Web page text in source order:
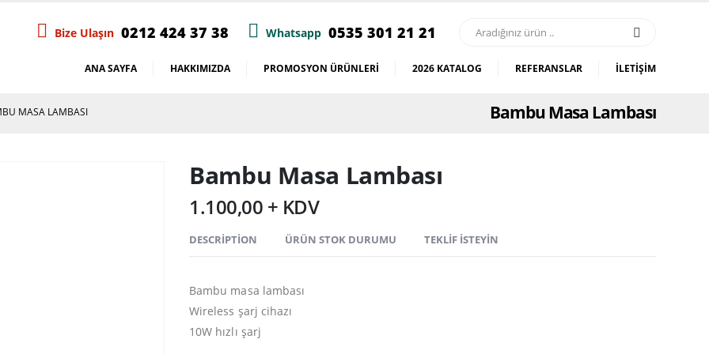
Bize Ulaşın 0212 424 37 38 Whatsapp 0535 301 21 21
ANA SAYFA HAKKIMIZDA PROMOSYON ÜRÜNLERI 2026 KATALOG REFERANSLAR İLETIŞIM
Bambu Masa Lambası
MASA LAMBASI
Bambu Masa Lambası
1.100,00 + KDV
DESCRIPTION ÜRÜN STOK DURUMU TEKLIF İSTEYIN
Bambu masa lambası
Wireless şarj cihazı
10W hızlı şarj